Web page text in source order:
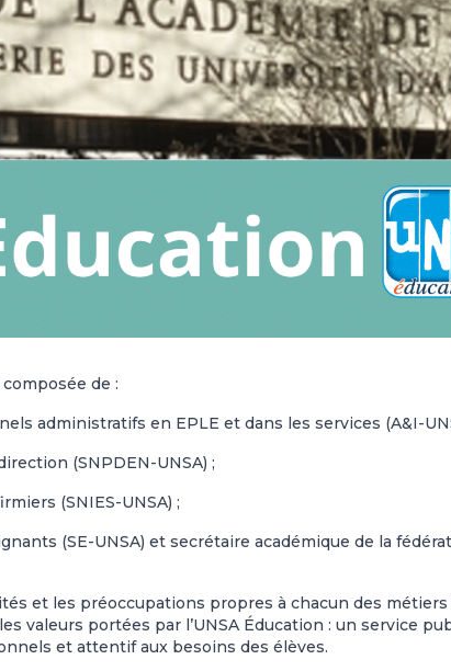
de :
administratifs en EPLE et dans les services (A&I-
(SNPDEN-UNSA) ;
(SNIES-UNSA) ;
(SE-UNSA) et secrétaire académique de la
et les préoccupations propres à chacun des
valeurs portées par l’UNSA Éducation : un service
et attentif aux besoins des élèves.